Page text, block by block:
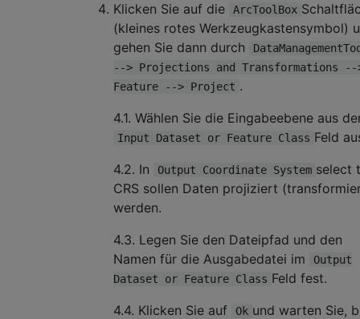
Klicken Sie auf die
ArcToolBox
(kleines rotes Werkzeugkastensymbol)
gehen Sie dann durch
--> Projections and Transformations --
Feature --> Project .
4.1. Wählen Sie die Eingabeebene aus
Input Dataset or Feature Class Feld
4.2. In
Output Coordinate System select
CRS sollen Daten projiziert
werden.
4.3. Legen Sie den Dateipfad und den
Namen für die Ausgabedatei im
Output
Dataset or Feature Class Feld fest.
4.4. Klicken Sie auf
Ok und warten Sie,